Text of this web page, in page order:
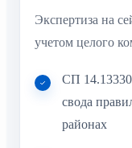
Экспертиза на
учетом целого
СП 14.13330
свода
районах